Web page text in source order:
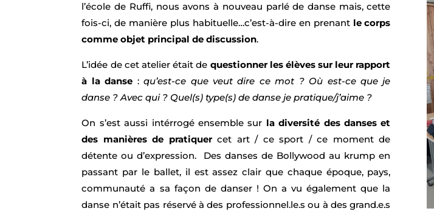
l’école de Ruffi, nous avons à nouveau parlé de danse mais, cette
fois-ci, de manière plus habituelle…c’est-à-dire en prenant le corps
comme objet principal de discussion.
L’idée de cet atelier était de questionner les élèves sur leur rapport
à la danse :qu’est-ce que veut dire ce mot ? Où est-ce que je
danse ? Avec qui ? Quel(s) type(s) de danse je pratique/j’aime ?
On s’est aussi intérrogé ensemble sur la diversité des danses et
des manières de pratiquercet art / ce sport / ce moment de
détente ou d’expression. Des danses de Bollywood au krump en
passant par le ballet, il est assez clair que chaque époque, pays,
communauté a sa façon de danser ! On a vu également que la
danse n’était pas réservé à des professionnel.le.s ou à des grand.e.s